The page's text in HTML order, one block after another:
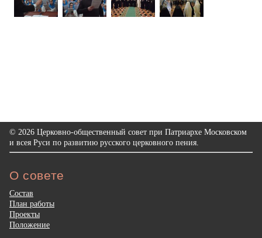
© 2026 Церковно-общественный совет при Патриархе Московском
и всея Руси по развитию русского церковного пения.
О совете
Состав
План работы
Проекты
Положение